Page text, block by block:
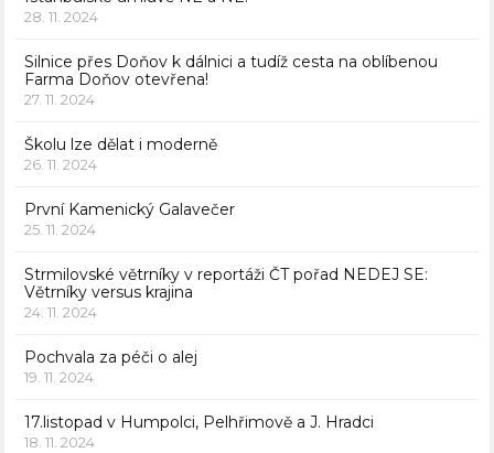
28. 11. 2024
Silnice přes Doňov k dálnici a tudíž cesta na oblíbenou
Farma Doňov otevřena!
27. 11. 2024
Školu lze dělat i moderně
26. 11. 2024
První Kamenický Galavečer
25. 11. 2024
Strmilovské větrníky v reportáži ČT pořad NEDEJ SE:
Větrníky versus krajina
24. 11. 2024
Pochvala za péči o alej
19. 11. 2024
17.listopad v Humpolci, Pelhřimově a J. Hradci
18. 11. 2024